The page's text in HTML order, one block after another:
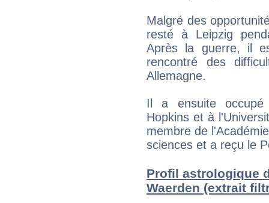
Malgré des
resté à Leipzig
Après la guerre, il
rencontré des
Allemagne.
Il a ensuite occupé
Hopkins et à
membre de
sciences et a reçu le
Profil astrologique
Waerden (extrait